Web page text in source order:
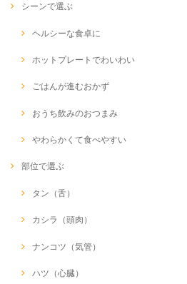
シーンで選ぶ
ヘルシーな食卓に
ホットプレートでわいわい
ごはんが進むおかず
おうち飲みのおつまみ
やわらかくて食べやすい
部位で選ぶ
タン（舌）
カシラ（頭肉）
ナンコツ（気管）
ハツ（心臓）